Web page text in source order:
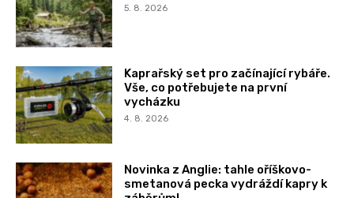
5. 8. 2026
Kaprařský set pro začínající rybáře.
Vše, co potřebujete na první
vycházku
4. 8. 2026
Novinka z Anglie: tahle oříškovo-
smetanová pecka vydráždí kapry k